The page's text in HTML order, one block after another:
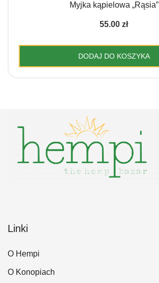
Myjka kąpielowa „Rąsia”
55.00 zł
DODAJ DO KOSZYKA
Linki
O Hempi
O Konopiach